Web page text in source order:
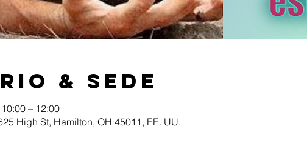
& Sede
– 12:00
High St, Hamilton, OH 45011, EE. UU.